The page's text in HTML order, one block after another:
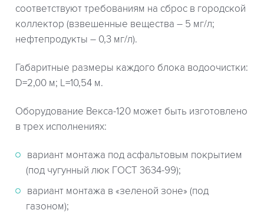
соответствуют требованиям на сброс в городской
коллектор (взвешенные вещества – 5 мг/л;
нефтепродукты – 0,3 мг/л).
Габаритные размеры каждого блока водоочистки:
D=2,00 м; L=10,54 м.
Оборудование Векса-120 может быть изготовлено
в трех исполнениях:
вариант монтажа под асфальтовым покрытием
(под чугунный люк ГОСТ 3634-99);
вариант монтажа в «зеленой зоне» (под
газоном);